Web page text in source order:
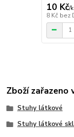
10 Kč/
8 Kč bez
Zboží zařazeno
Stuhy látkové
Stuhy látkové